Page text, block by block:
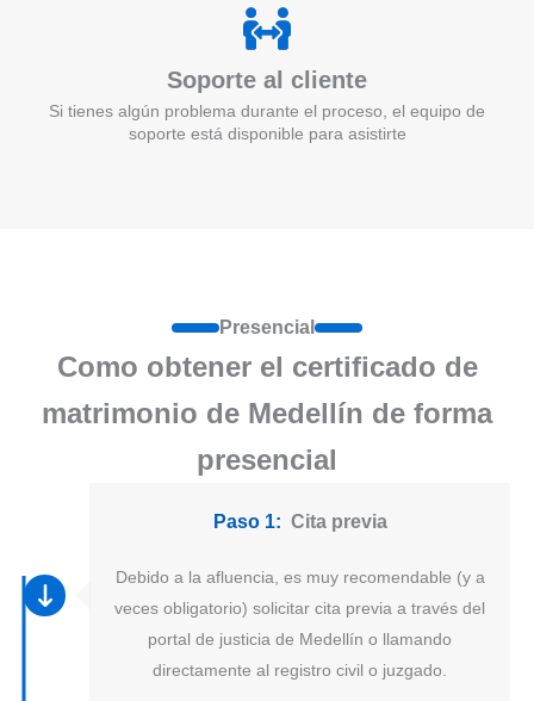
Soporte al cliente
Si tienes algún problema durante el proceso, el equipo de
soporte está disponible para asistirte
Presencial
Como obtener el certificado de
matrimonio de Medellín de forma
presencial
Paso 1: Cita previa
Debido a la afluencia, es muy recomendable (y a
veces obligatorio) solicitar cita previa a través del
portal de justicia de Medellín o llamando
directamente al registro civil o juzgado.